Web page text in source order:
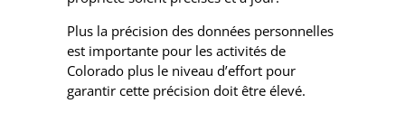
Plus la précision des données personnelles
est importante pour les activités de
Colorado plus le niveau d’effort pour
garantir cette précision doit être élevé.